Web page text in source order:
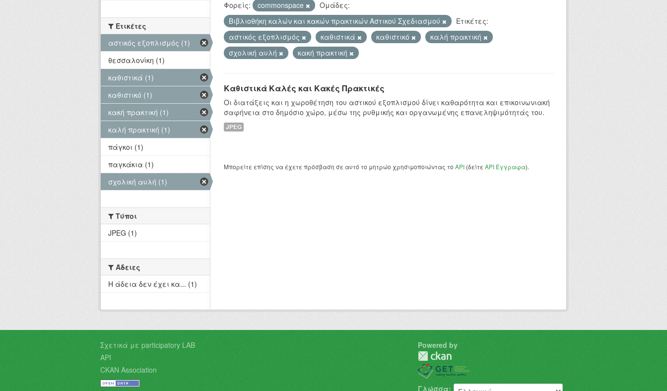
Φορείς: commonspace
Ομάδες:
Βιβλιοθήκη καλών και κακών πρακτικών Αστικού Σχεδιασμού
Ετικέτες:
αστικός εξοπλισμός
καθιστικά καθιστικό
καλή πρακτική
σχολική αυλή
κακή πρακτική
Καθιστικά Καλές και Κακές Πρακτικές
Οι διατάξεις και η χωροθέτηση του αστικού εξοπλισμού δίνει καθαρότητα και επικοινωνιακή
σαφήνεια στο δημόσιο χώρο, μέσω της ρυθμικής και οργανωμένης επανεληψιμότητάς του.
JPEG
Μπορείτε επίσης να έχετε πρόσβαση σε αυτό το μητρώο χρησιμοποιώντας το API (δείτε API Έγγραφα).
Ετικέτες
αστικός εξοπλισμός (1)
θεσσαλονίκη (1)
καθιστικά (1)
καθιστικό (1)
κακή πρακτική (1)
καλή πρακτική (1)
πάγκοι (1)
παγκάκια (1)
σχολική αυλή (1)
Τύποι
JPEG (1)
Άδειες
Η άδεια δεν έχει κα... (1)
Σχετικά με participatory LAB
API
CKAN Association
Powered by
Γλώσσα